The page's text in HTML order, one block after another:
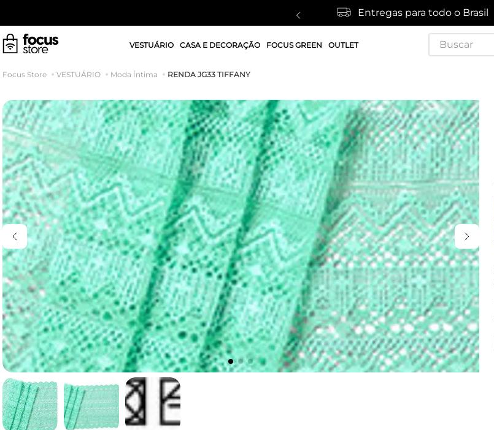
Entregas para todo o Brasil
VESTUÁRIO CASA E DECORAÇÃO FOCUS GREEN OUTLET
Buscar
VESTUÁRIO Moda Íntima RENDA JG33 TIFFANY